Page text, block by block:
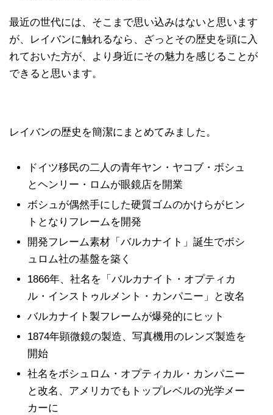
最近の世代には、そこまで思い込みはないと思います
が、レイバンに触れるなら、ざっとその歴史を頭に入
れておいた方が、より身近にその魅力を感じることが
できると思います。
レイバンの歴史を簡潔にまとめてみました。
ドイツ移民の二人の青年ヤン・ヤコブ・ボシュ
とヘンリー・ロムが眼鏡店を開業
ボシュが偶然手にした硬質ゴムのかけらがヒン
トとなりフレームを開発
開発フレーム素材「バルカナイト」誕生でボシ
ュロム社の基盤を築く
1866年、社名を「バルカナイト・オプティカ
ル・インストゥルメント・カンパニー」と改名
バルカナイト製フレームが爆発的にヒット
1874年顕微鏡の製造、写真機用のレンズ製造を
開始
社名をボシュロム・オプティカル・カンパニー
と改名、アメリカでもトップレベルの光学メー
カーに